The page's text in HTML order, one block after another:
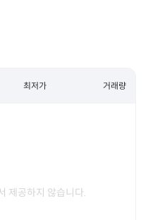
최저가 거래량
제공하지 않습니다.